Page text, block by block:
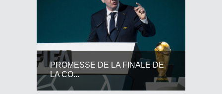
PROMESSE DE LA FINALE DE
LA CO...